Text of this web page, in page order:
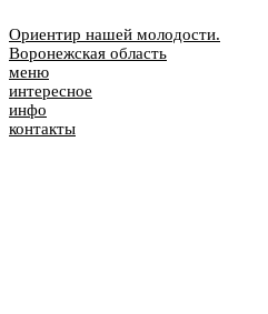
Ориентир нашей молодости.
Воронежская область
меню
интересное
инфо
контакты